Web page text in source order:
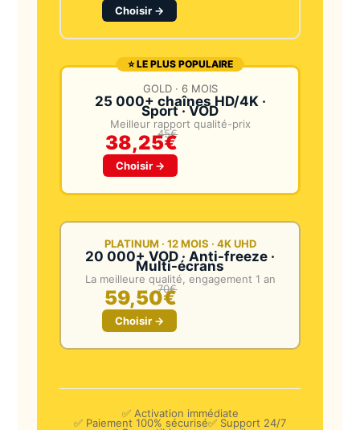
Choisir →
⭐ LE PLUS POPULAIRE
GOLD · 6 MOIS
25 000+ chaînes HD/4K ·
Sport · VOD
Meilleur rapport qualité-prix
45€
38,25€
Choisir →
PLATINUM · 12 MOIS · 4K UHD
20 000+ VOD · Anti-freeze ·
Multi-écrans
La meilleure qualité, engagement 1 an
70€
59,50€
Choisir →
✅ Activation immédiate
✅ Paiement 100% sécurisé✅ Support 24/7